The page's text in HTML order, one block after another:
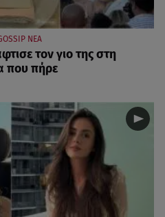
ΝΕΑ
τον γιο της στη
που πήρε